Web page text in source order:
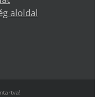
aloldal